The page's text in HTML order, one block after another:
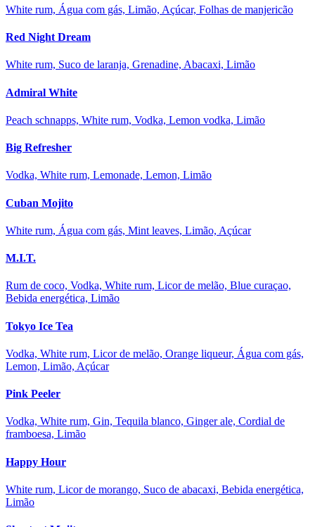
White rum, Água com gás, Limão, Açúcar, Folhas de manjericão
Red Night Dream
White rum, Suco de laranja, Grenadine, Abacaxi, Limão
Admiral White
Peach schnapps, White rum, Vodka, Lemon vodka, Limão
Big Refresher
Vodka, White rum, Lemonade, Lemon, Limão
Cuban Mojito
White rum, Água com gás, Mint leaves, Limão, Açúcar
M.I.T.
Rum de coco, Vodka, White rum, Licor de melão, Blue curaçao,
Bebida energética, Limão
Tokyo Ice Tea
Vodka, White rum, Licor de melão, Orange liqueur, Água com gás,
Lemon, Limão, Açúcar
Pink Peeler
Vodka, White rum, Gin, Tequila blanco, Ginger ale, Cordial de
framboesa, Limão
Happy Hour
White rum, Licor de morango, Suco de abacaxi, Bebida energética,
Limão